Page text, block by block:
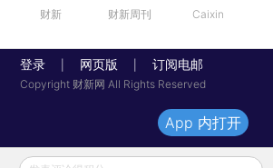
财新 财新周刊 Caixin
登录 网页版 订阅电邮
Copyright 财新网 All Rights Reserved
App 内打开